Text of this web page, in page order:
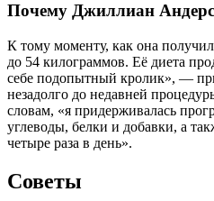
Почему Джиллиан
К тому моменту, как она
до 54 килограммов. Её диета
себе подопытный кролик», —
незадолго до недавней
словам, «я придерживалась
углеводы, белки и добавки, а
четыре раза в день».
Советы